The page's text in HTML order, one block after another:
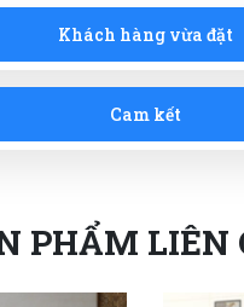
Khách hàng vừa đặt
Cam kết
PHẨM LIÊN